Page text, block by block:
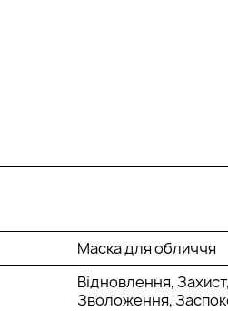
Маска для обличчя
Відновлення,
Зволоження,